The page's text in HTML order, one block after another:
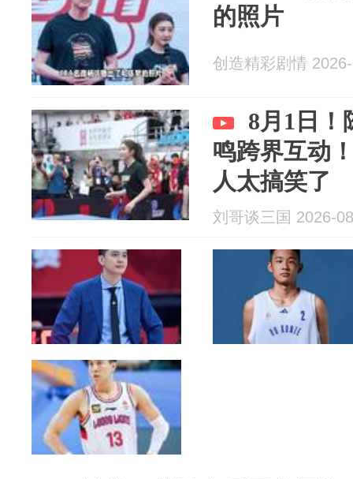
的照片
创造精彩剧情
8月1日！
鸣跨界互动
人太搞笑了
刘哥谈三国 2026-